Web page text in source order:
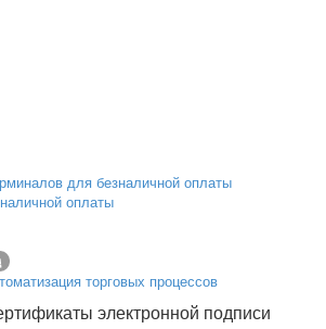
оплаты
торговых процессов
электронной подписи